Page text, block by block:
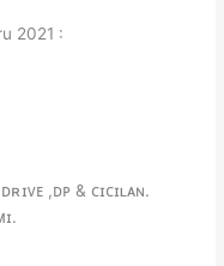
2021 :
,ᴅᴘ & ᴄɪᴄɪʟᴀɴ.